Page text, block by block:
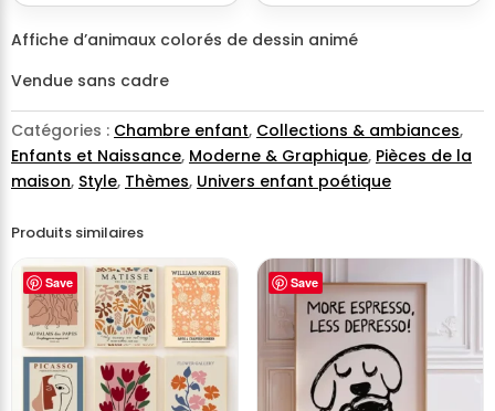
Affiche d’animaux colorés de dessin animé
Vendue sans cadre
Catégories : Chambre enfant, Collections & ambiances,
Enfants et Naissance, Moderne & Graphique, Pièces de la
maison, Style, Thèmes, Univers enfant poétique
Produits similaires
Save Save